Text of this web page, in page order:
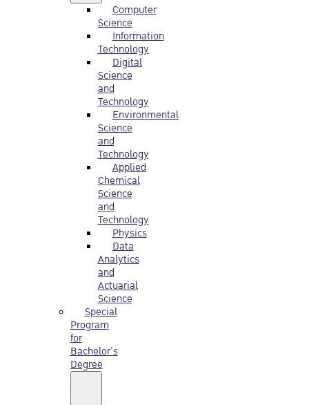
Computer
Science
Information
Technology
Digital
Science
and
Technology
Environmental
Science
and
Technology
Applied
Chemical
Science
and
Technology
Physics
Data
Analytics
and
Actuarial
Science
Special
Program
for
Bachelor’s
Degree